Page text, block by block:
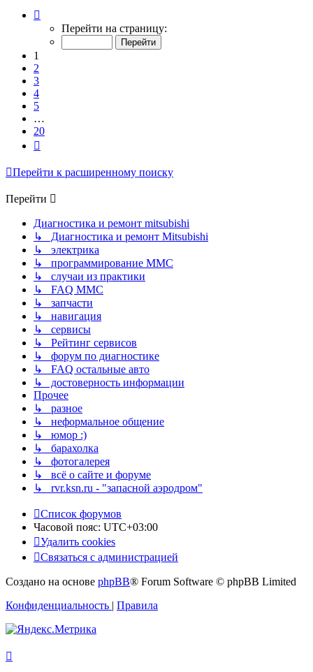
Перейти на страницу:
1
2
3
4
5
…
20
Перейти к расширенному поиску
Перейти
Диагностика и ремонт mitsubishi
↳ Диагностика и ремонт Mitsubishi
↳ электрика
↳ программирование MMC
↳ случаи из практики
↳ FAQ MMC
↳ запчасти
↳ навигация
↳ сервисы
↳ Рейтинг сервисов
↳ форум по диагностике
↳ FAQ остальные авто
↳ достоверность информации
Прочее
↳ разное
↳ неформальное общение
↳ юмор :)
↳ барахолка
↳ фотогалерея
↳ всё о сайте и форуме
↳ rvr.ksn.ru - "запасной аэродром"
Список форумов
Часовой пояс: UTC+03:00
Удалить cookies
Связаться с администрацией
Создано на основе phpBB® Forum Software © phpBB Limited
Конфиденциальность
Правила